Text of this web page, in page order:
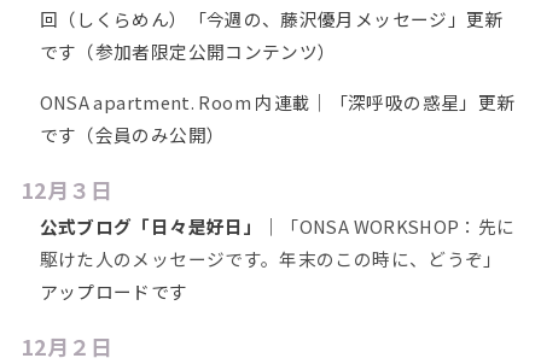
回（しくらめん）「今週の、藤沢優月メッセージ」更新
です（参加者限定公開コンテンツ）
ONSA apartment. Room 内連載｜「深呼吸の惑星」更新
です（会員のみ公開）
12月３日
公式ブログ「日々是好日」 ｜
「ONSA WORKSHOP：先に
駆けた人のメッセージです。年末のこの時に、どうぞ」
アップロードです
12月２日